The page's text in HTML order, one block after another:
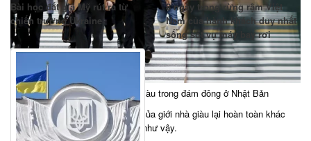
Rất khó để nhận ra nhiều người giàu trong đám đông ở Nhật Bản
Thế nhưng ở Nhật Bản, lối sống của giới nhà giàu lại hoàn toàn khác
hay ít nhất là cũng chẳng dị biệt như vậy.
Bài học đắt giá Mỹ rút ra từ
chiến trường Ukraine
8 ngày trong rừng rậm Việt
Nam của hành khách duy nhất
sống sót vụ máy bay rơi